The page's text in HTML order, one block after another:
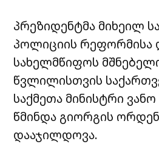
პრეზიდენტმა მიხეილ
პოლიციის რეფორმისა
სახელმწიფოს
წვლილისთვის
საქმეთა მინისტრი
წმინდა გიორგის
დააჯილდოვა.